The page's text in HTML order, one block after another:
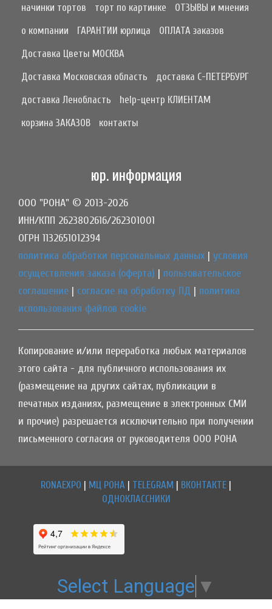
начинки тортов
торт по картинке
ОТЗЫВЫ и мнения
о компании
ГАРАНТИИ юрлица
ОПЛАТА заказов
Доставка Цветы МОСКВА
Доставка Московская область
доставка С-ПЕТЕРБУРГ
доставка Ленобласть
help-центр КЛИЕНТАМ
корзина ЗАКАЗОВ
контакты
юр. информация
ООО "РОНА" © 2013-2026
ИНН/КПП 2623802616/262301001
ОГРН 1132651012394
политика обработки персональных данных | условия
осуществления заказа (оферта) | пользовательское
соглашение | согласие на обработку ПД | политика
использования файлов cookie
Копирование и/или переработка любых материалов
этого сайта - для публичного использования их
(размещение на других сайтах, публикации в
печатных изданиях, размещение в электронных СМИ
и прочие) разрешается исключительно при получении
письменного согласия от руководителя ООО РОНА
RONAEXPO | МЦ РОНА | TELEGRAM | ВКОНТАКТЕ |
ОДНОКЛАССНИКИ
Select Language ▼